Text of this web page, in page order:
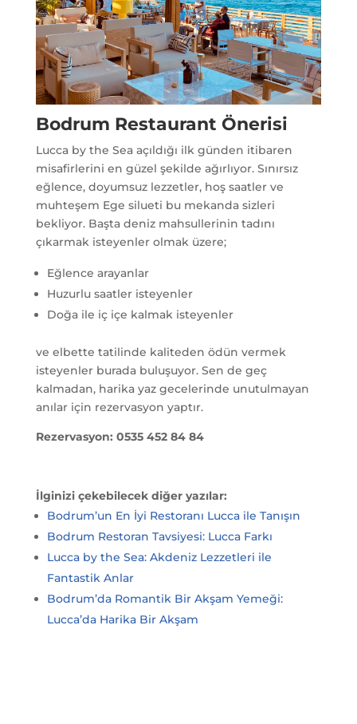
Bodrum Restaurant Önerisi
Lucca by the Sea açıldığı ilk günden itibaren
misafirlerini en güzel şekilde ağırlıyor. Sınırsız
eğlence, doyumsuz lezzetler, hoş saatler ve
muhteşem Ege silueti bu mekanda sizleri
bekliyor. Başta deniz mahsullerinin tadını
çıkarmak isteyenler olmak üzere;
Eğlence arayanlar
Huzurlu saatler isteyenler
Doğa ile iç içe kalmak isteyenler
ve elbette tatilinde kaliteden ödün vermek
isteyenler burada buluşuyor. Sen de geç
kalmadan, harika yaz gecelerinde unutulmayan
anılar için rezervasyon yaptır.
Rezervasyon: 0535 452 84 84
İlginizi çekebilecek diğer yazılar:
Bodrum’un En İyi Restoranı Lucca ile Tanışın
Bodrum Restoran Tavsiyesi: Lucca Farkı
Lucca by the Sea: Akdeniz Lezzetleri ile
Fantastik Anlar
Bodrum’da Romantik Bir Akşam Yemeği:
Lucca’da Harika Bir Akşam